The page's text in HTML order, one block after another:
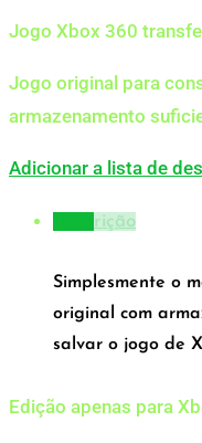
Jogo Xbox 360
Jogo original para
armazenamento
Adicionar a lista de
Descrição
Simplesmente o
original com
salvar o jogo de
Edição apenas para